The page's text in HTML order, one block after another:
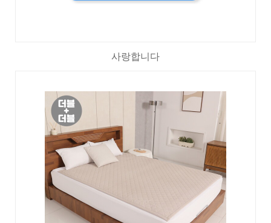
사랑합니다